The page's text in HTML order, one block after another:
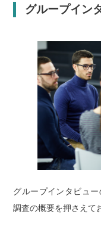
グループイン
グループインタビュ
調査の概要を押さえて